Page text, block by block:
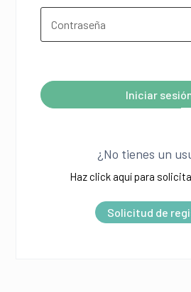
Iniciar
¿No tienes un
Haz click aquí para
Solicitud de